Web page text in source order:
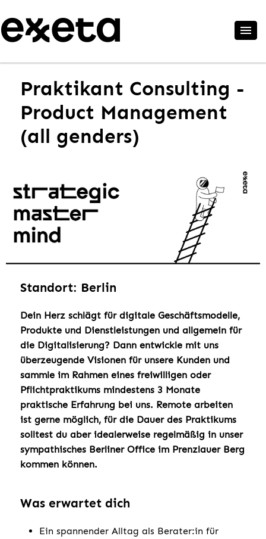
Praktikant Consulting -
Product Management
(all genders)
Standort: Berlin
Dein Herz schlägt für digitale Geschäftsmodelle,
Produkte und Dienstleistungen und allgemein für
die Digitalisierung? Dann entwickle mit uns
überzeugende Visionen für unsere Kunden und
sammle im Rahmen eines freiwilligen oder
Pflichtpraktikums mindestens 3 Monate
praktische Erfahrung bei uns. Remote arbeiten
ist gerne möglich, für die Dauer des Praktikums
solltest du aber idealerweise regelmäßig in unser
sympathisches Berliner Office im Prenzlauer Berg
kommen können.
Was erwartet dich
Ein spannender Alltag als Berater:in für